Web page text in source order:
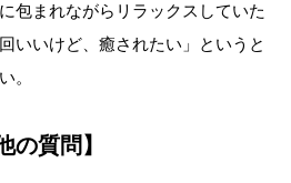
包まれながらリラックスしていた
いいけど、癒されたい」というと
。
の質問】